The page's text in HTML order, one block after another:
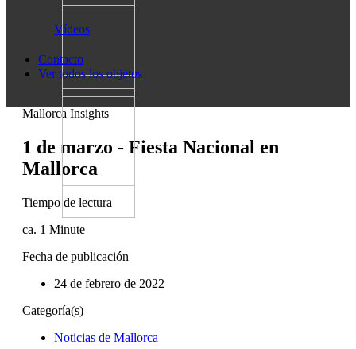
Vídeos
Contacto
Ver todos los objetos
Mallorca Insights
1 de marzo - Fiesta Nacional en
Mallorca
Tiempo de lectura
ca. 1 Minute
Fecha de publicación
24 de febrero de 2022
Categoría(s)
Noticias de Mallorca